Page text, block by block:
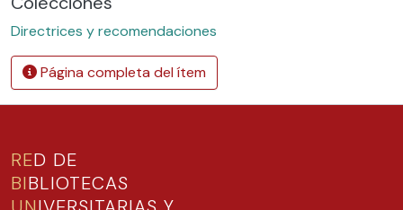
Directrices y recomendaciones
Página completa del ítem
RED DE
BIBLIOTECAS